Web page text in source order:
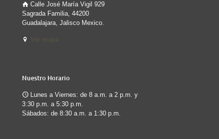
Calle José María Vigil 929
Sagrada Familia, 44200
Guadalajara, Jalisco Mexico.
Nuestro Horario
Lunes a Viernes: de 8 a.m. a 2 p.m. y
3:30 p.m. a 5:30 p.m.
Sábados: de 8:30 a.m. a 1:30 p.m.